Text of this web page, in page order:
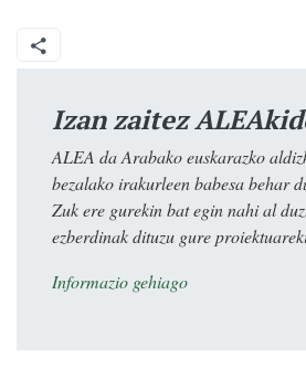
Izan zaitez
ALEA da Arabako euskarazko
bezalako irakurleen babesa behar
Zuk ere gurekin bat egin nahi al
ezberdinak dituzu gure
Informazio gehiago